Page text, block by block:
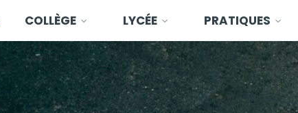
COLLÈGE LYCÉE PRATIQUES